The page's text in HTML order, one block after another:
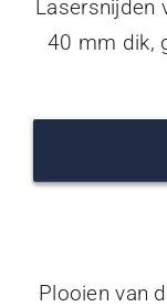
Lasersnijden
40 mm dik,
Plooien van